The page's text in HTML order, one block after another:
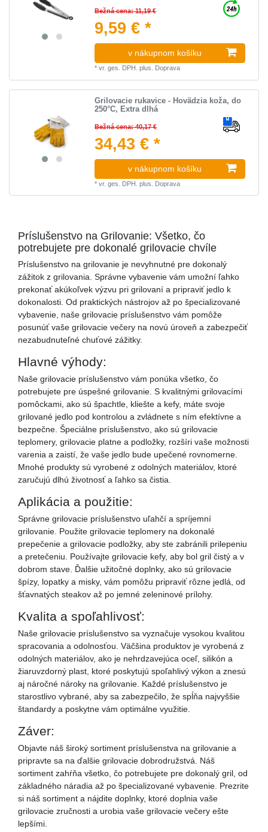
Bežná cena: 11,19 €
9,59 € *
v nákupnom košíku
*vr. ges. DPH. plus. Doprava
Grilovacie rukavice - Hovädzia koža, do
250°C, Extra dlhá
Bežná cena: 40,17 €
34,43 € *
v nákupnom košíku
*vr. ges. DPH. plus. Doprava
Príslušenstvo na Grilovanie: Všetko, čo
potrebujete pre dokonalé grilovacie chvíle
Príslušenstvo na grilovanie je nevyhnutné pre dokonalý
zážitok z grilovania. Správne vybavenie vám umožní ľahko
prekonať akúkoľvek výzvu pri grilovaní a pripraviť jedlo k
dokonalosti. Od praktických nástrojov až po špecializované
vybavenie, naše grilovacie príslušenstvo vám pomôže
posunúť vaše grilovacie večery na novú úroveň a zabezpečiť
nezabudnuteľné chuťové zážitky.
Hlavné výhody:
Naše grilovacie príslušenstvo vám ponúka všetko, čo
potrebujete pre úspešné grilovanie. S kvalitnými grilovacími
pomôckami, ako sú špachtle, kliešte a kefy, máte svoje
grilované jedlo pod kontrolou a zvládnete s ním efektívne a
bezpečne. Špeciálne príslušenstvo, ako sú grilovacie
teplomery, grilovacie platne a podložky, rozšíri vaše možnosti
varenia a zaistí, že vaše jedlo bude upečené rovnomerne.
Mnohé produkty sú vyrobené z odolných materiálov, ktoré
zaručujú dlhú životnosť a ľahko sa čistia.
Aplikácia a použitie:
Správne grilovacie príslušenstvo uľahčí a spríjemní
grilovanie. Použite grilovacie teplomery na dokonalé
prepečenie a grilovacie podložky, aby ste zabránili prilepeniu
a pretečeniu. Používajte grilovacie kefy, aby bol gril čistý a v
dobrom stave. Ďalšie užitočné doplnky, ako sú grilovacie
špízy, lopatky a misky, vám pomôžu pripraviť rôzne jedlá, od
šťavnatých steakov až po jemné zeleninové prílohy.
Kvalita a spoľahlivosť:
Naše grilovacie príslušenstvo sa vyznačuje vysokou kvalitou
spracovania a odolnosťou. Väčšina produktov je vyrobená z
odolných materiálov, ako je nehrdzavejúca oceľ, silikón a
žiaruvzdorný plast, ktoré poskytujú spoľahlivý výkon a znesú
aj náročné nároky na grilovanie. Každé príslušenstvo je
starostlivo vybrané, aby sa zabezpečilo, že spĺňa najvyššie
štandardy a poskytne vám optimálne využitie.
Záver:
Objavte náš široký sortiment príslušenstva na grilovanie a
pripravte sa na ďalšie grilovacie dobrodružstvá. Náš
sortiment zahŕňa všetko, čo potrebujete pre dokonalý gril, od
základného náradia až po špecializované vybavenie. Prezrite
si náš sortiment a nájdite doplnky, ktoré doplnia vaše
grilovacie zručnosti a urobia vaše grilovacie večery ešte
lepšími.